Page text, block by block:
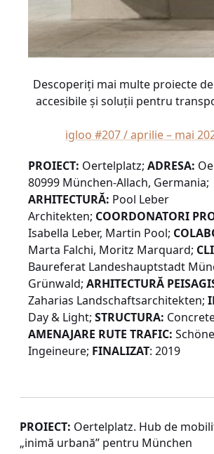
Descoperiţi mai multe proiecte
accesibile şi soluţii pentru
igloo #207 / aprilie – mai
PROIECT: Oertelplatz; ADRESA:
80999 München-Allach, Germania;
ARHITECTURĂ: Pool Leber
Architekten; COORDONATORI
Isabella Leber, Martin Pool;
Marta Falchi, Moritz Marquard;
Baureferat Landeshauptstadt
Grünwald; ARHITECTURĂ
Zaharias Landschaftsarchitekten;
Day & Light; STRUCTURA:
AMENAJARE RUTE TRAFIC:
Ingeineure; FINALIZAT: 2019
PROIECT: Oertelplatz. Hub de
„inimă urbană” pentru München